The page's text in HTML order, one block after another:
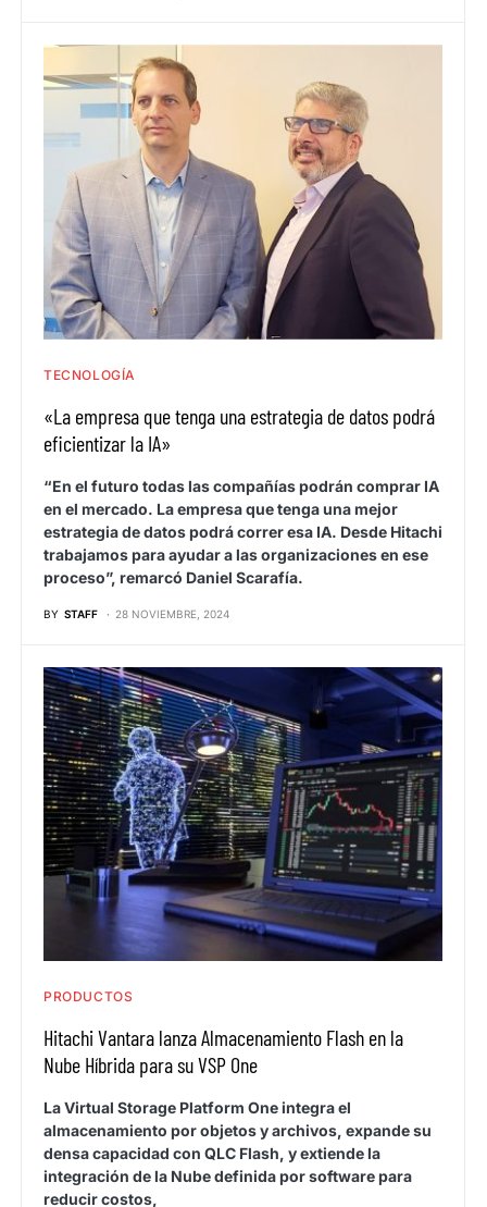
TECNOLOGÍA
«La empresa que tenga una estrategia de datos podrá
eficientizar la IA»
“En el futuro todas las compañías podrán comprar IA
en el mercado. La empresa que tenga una mejor
estrategia de datos podrá correr esa IA. Desde Hitachi
trabajamos para ayudar a las organizaciones en ese
proceso”, remarcó Daniel Scarafía.
BY STAFF 28 NOVIEMBRE, 2024
PRODUCTOS
Hitachi Vantara lanza Almacenamiento Flash en la
Nube Híbrida para su VSP One
La Virtual Storage Platform One integra el
almacenamiento por objetos y archivos, expande su
densa capacidad con QLC Flash, y extiende la
integración de la Nube definida por software para
reducir costos,